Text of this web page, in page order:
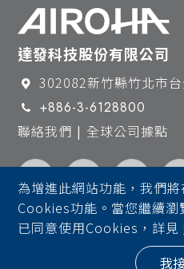
為增進此網站功能，我們
Cookies功能。當您繼續瀏
已同意使用Cookies，詳見
我
達發科技股份有限公司
302082新竹縣竹北市
+886-3-6128800
聯絡我們 | 全球公司據點
法律聲明 隱私權政策
©AIROHA Technology Corp.